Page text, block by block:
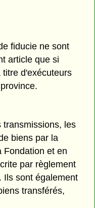
fiducie ne sont
article que si
d'exécuteurs
transmissions, les
biens par la
Fondation et en
par règlement
Ils sont également
transférés,